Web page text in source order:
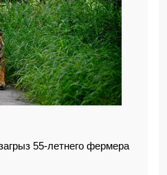
55-летнего фермера